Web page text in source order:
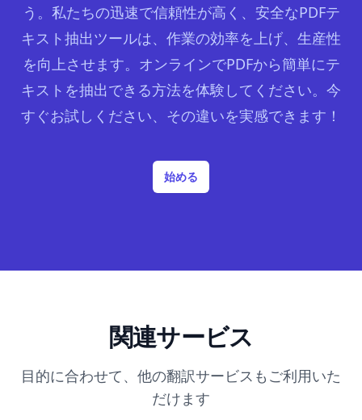
う。私たちの迅速で信頼性が高く、安全なPDFテ
キスト抽出ツールは、作業の効率を上げ、生産性
を向上させます。オンラインでPDFから簡単にテ
キストを抽出できる方法を体験してください。今
すぐお試しください、その違いを実感できます！
始める
関連サービス
目的に合わせて、他の翻訳サービスもご利用いた
だけます